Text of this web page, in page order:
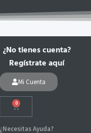
¿No tienes cuenta?
Regístrate aquí
Mi Cuenta
0
Carrito
¿Necesitas Ayuda?